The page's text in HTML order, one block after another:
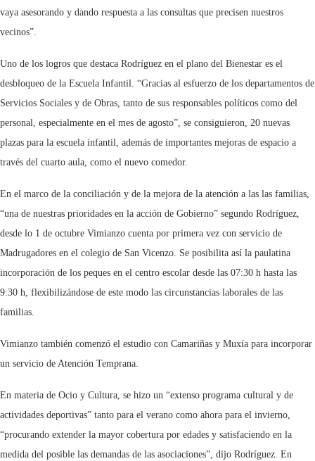
vaya asesorando y dando respuesta a las consultas que precisen nuestros
vecinos”.
Uno de los logros que destaca Rodríguez en el plano del Bienestar es el
desbloqueo de la Escuela Infantil. “Gracias al esfuerzo de los departamentos de
Servicios Sociales y de Obras, tanto de sus responsables políticos como del
personal, especialmente en el mes de agosto”, se consiguieron, 20 nuevas
plazas para la escuela infantil, además de importantes mejoras de espacio a
través del cuarto aula, como el nuevo comedor.
En el marco de la conciliación y de la mejora de la atención a las las familias,
“una de nuestras prioridades en la acción de Gobierno” segundo Rodríguez,
desde lo 1 de octubre Vimianzo cuenta por primera vez con servicio de
Madrugadores en el colegio de San Vicenzo. Se posibilita así la paulatina
incorporación de los peques en el centro escolar desde las 07:30 h hasta las
9:30 h, flexibilizándose de este modo las circunstancias laborales de las
familias.
Vimianzo también comenzó el estudio con Camariñas y Muxía para incorporar
un servicio de Atención Temprana.
En materia de Ocio y Cultura, se hizo un “extenso programa cultural y de
actividades deportivas” tanto para el verano como ahora para el invierno,
“procurando extender la mayor cobertura por edades y satisfaciendo en la
medida del posible las demandas de las asociaciones”, dijo Rodríguez. En